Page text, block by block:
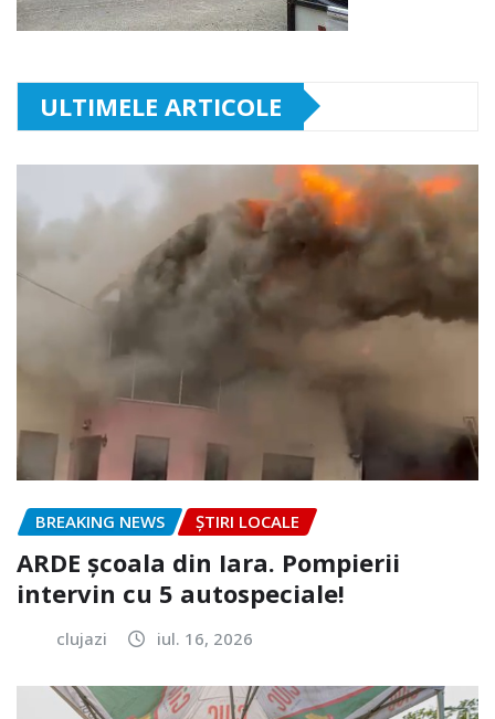
ULTIMELE ARTICOLE
BREAKING NEWS ȘTIRI LOCALE
ARDE școala din Iara. Pompierii
intervin cu 5 autospeciale!
clujazi iul. 16, 2026